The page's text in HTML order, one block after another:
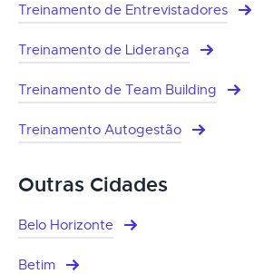
Treinamento de Entrevistadores
Treinamento de Liderança
Treinamento de Team Building
Treinamento Autogestão
Outras Cidades
Belo Horizonte
Betim